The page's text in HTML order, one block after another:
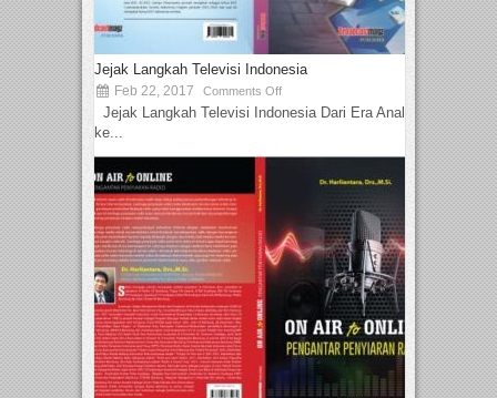
Jejak Langkah Televisi Indonesia
Feb 22, 2017 Comments Off
Jejak Langkah Televisi Indonesia Dari Era Analog
ke...